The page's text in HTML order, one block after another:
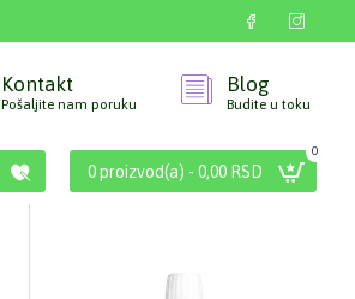
Kontakt
Pošaljite nam poruku
Blog
Budite u toku
0 proizvod(a) - 0,00 RSD
0